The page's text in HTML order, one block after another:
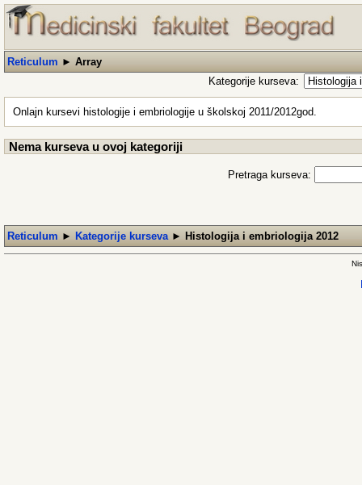
Reticulum ► Array
Kategorije kurseva:
Onlajn kursevi histologije i embriologije u školskoj 2011/2012god.
Nema kurseva u ovoj kategoriji
Pretraga kurseva:
Reticulum ► Kategorije kurseva ► Histologija i embriologija 2012